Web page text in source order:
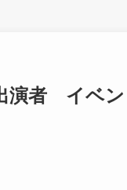
演者 イベン